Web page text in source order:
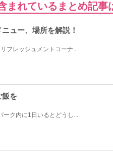
まれているまとめ記事
ュー、場所を解説！
フレッシュメントコーナ...
を
ーク内に1日いるとどうし...